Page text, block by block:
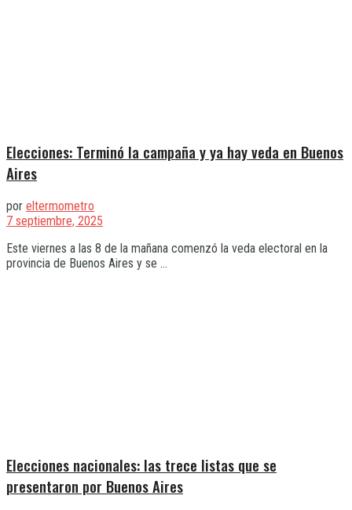
Elecciones: Terminó la campaña y ya hay veda en Buenos
Aires
por eltermometro
7 septiembre, 2025
Este viernes a las 8 de la mañana comenzó la veda electoral en la
provincia de Buenos Aires y se ...
Elecciones nacionales: las trece listas que se
presentaron por Buenos Aires